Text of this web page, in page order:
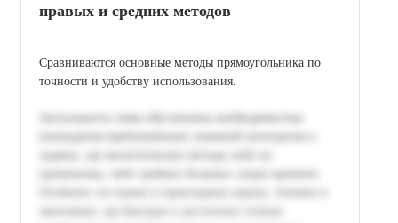
правых и средних методов
Сравниваются основные методы прямоугольника по
точности и удобству использования.